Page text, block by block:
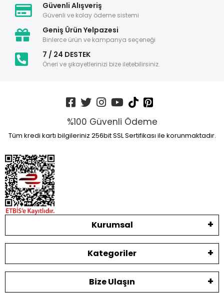
Güvenli Alışveriş
Güvenli ve kolay ödeme sistemi
Geniş Ürün Yelpazesi
Binlerce ürün ve kampanya seçeneği
7 / 24 DESTEK
Öneri ve şikayetlerinizi bize iletebilirsiniz.
%100 Güvenli Ödeme
Tüm kredi kartı bilgileriniz 256bit SSL Sertifikası ile korunmaktadır.
Kurumsal
Kategoriler
Bize Ulaşın